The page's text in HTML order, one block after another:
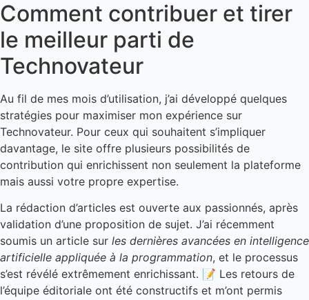
Comment contribuer et tirer
le meilleur parti de
Technovateur
Au fil de mes mois d’utilisation, j’ai développé quelques
stratégies pour maximiser mon expérience sur
Technovateur. Pour ceux qui souhaitent s’impliquer
davantage, le site offre plusieurs possibilités de
contribution qui enrichissent non seulement la plateforme
mais aussi votre propre expertise.
La rédaction d’articles est ouverte aux passionnés, après
validation d’une proposition de sujet. J’ai récemment
soumis un article sur les dernières avancées en intelligence
artificielle appliquée à la programmation, et le processus
s’est révélé extrêmement enrichissant. 📝 Les retours de
l’équipe éditoriale ont été constructifs et m’ont permis